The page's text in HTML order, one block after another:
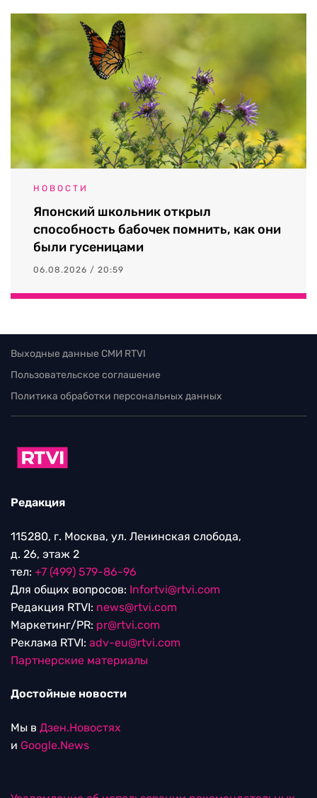
НОВОСТИ
Японский школьник открыл
способность бабочек помнить, как они
были гусеницами
06.08.2026 / 20:59
Выходные данные СМИ RTVI
Пользовательское соглашение
Политика обработки персональных данных
Редакция
115280, г. Москва, ул. Ленинская слобода,
д. 26, этаж 2
тел: +7 (499) 579-86-96
Для общих вопросов: Infortvi@rtvi.com
Редакция RTVI: news@rtvi.com
Маркетинг/PR: pr@rtvi.com
Реклама RTVI: adv-eu@rtvi.com
Партнерские материалы
Достойные новости
Мы в Дзен.Новостях
и Google.News